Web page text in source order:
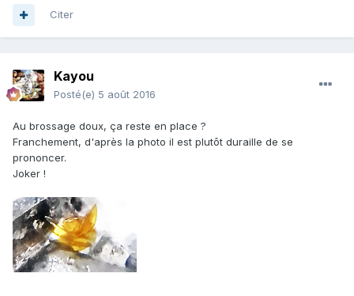
Citer
Kayou
Posté(e) 5 août 2016
Au brossage doux, ça reste en place ?
Franchement, d'après la photo il est plutôt duraille de se
prononcer.
Joker !